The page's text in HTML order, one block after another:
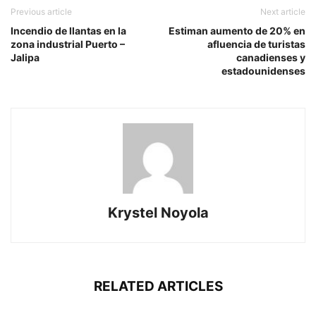
Previous article
Incendio de llantas en la
zona industrial Puerto –
Jalipa
Next article
Estiman aumento de 20% en
afluencia de turistas
canadienses y
estadounidenses
Krystel Noyola
RELATED ARTICLES